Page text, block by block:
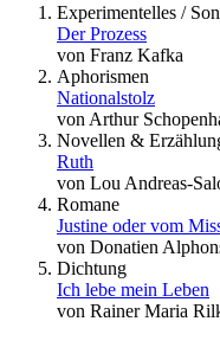
Experimentelles /
Der Prozess
von Franz Kafka
Aphorismen
Nationalstolz
von Arthur
Novellen &
Ruth
von Lou Andreas-
Romane
Justine oder vom
von Donatien
Dichtung
Ich lebe mein Leben
von Rainer Maria